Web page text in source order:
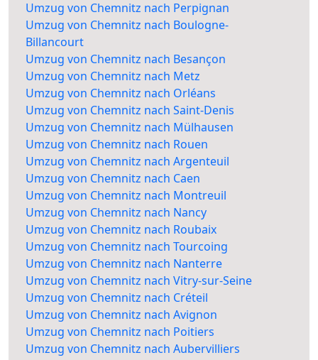
Umzug von Chemnitz nach Perpignan
Umzug von Chemnitz nach Boulogne-
Billancourt
Umzug von Chemnitz nach Besançon
Umzug von Chemnitz nach Metz
Umzug von Chemnitz nach Orléans
Umzug von Chemnitz nach Saint-Denis
Umzug von Chemnitz nach Mülhausen
Umzug von Chemnitz nach Rouen
Umzug von Chemnitz nach Argenteuil
Umzug von Chemnitz nach Caen
Umzug von Chemnitz nach Montreuil
Umzug von Chemnitz nach Nancy
Umzug von Chemnitz nach Roubaix
Umzug von Chemnitz nach Tourcoing
Umzug von Chemnitz nach Nanterre
Umzug von Chemnitz nach Vitry-sur-Seine
Umzug von Chemnitz nach Créteil
Umzug von Chemnitz nach Avignon
Umzug von Chemnitz nach Poitiers
Umzug von Chemnitz nach Aubervilliers